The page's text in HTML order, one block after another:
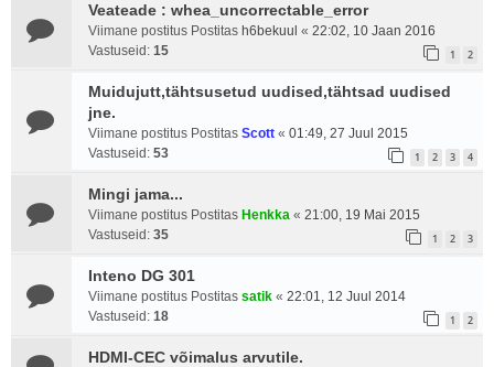
Veateade : whea_uncorrectable_error
Viimane postitus Postitas h6bekuul « 22:02, 10 Jaan 2016
Vastuseid: 15 1 2
Muidujutt,tähtsusetud uudised,tähtsad uudised
jne.
Viimane postitus Postitas Scott « 01:49, 27 Juul 2015
Vastuseid: 53 1 2 3 4
Mingi jama...
Viimane postitus Postitas Henkka « 21:00, 19 Mai 2015
Vastuseid: 35 1 2 3
Inteno DG 301
Viimane postitus Postitas satik « 22:01, 12 Juul 2014
Vastuseid: 18 1 2
HDMI-CEC võimalus arvutile.